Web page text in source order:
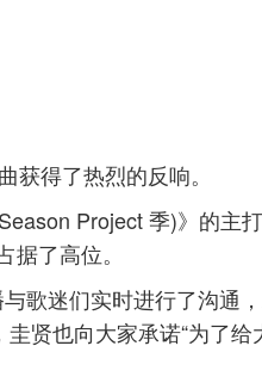
得了热烈的反响。
Project 季)》的主
了高位。
歌迷们实时进行了沟通
贤也向大家承诺“为了给